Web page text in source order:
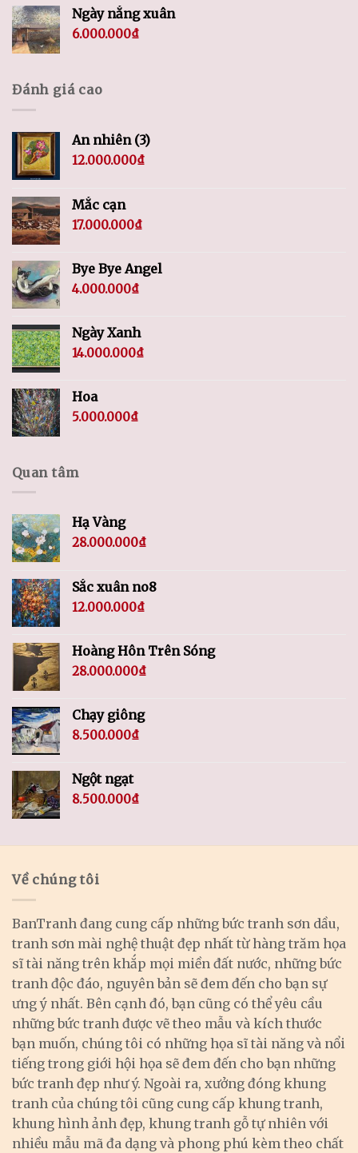
Ngày nắng xuân
6.000.000₫
Đánh giá cao
An nhiên (3)
12.000.000₫
Mắc cạn
17.000.000₫
Bye Bye Angel
4.000.000₫
Ngày Xanh
14.000.000₫
Hoa
5.000.000₫
Quan tâm
Hạ Vàng
28.000.000₫
Sắc xuân no8
12.000.000₫
Hoàng Hôn Trên Sóng
28.000.000₫
Chạy giông
8.500.000₫
Ngột ngạt
8.500.000₫
Về chúng tôi
BanTranh đang cung cấp những bức tranh sơn dầu,
tranh sơn mài nghệ thuật đẹp nhất từ hàng trăm họa
sĩ tài năng trên khắp mọi miền đất nước, những bức
tranh độc đáo, nguyên bản sẽ đem đến cho bạn sự
ưng ý nhất. Bên cạnh đó, bạn cũng có thể yêu cầu
những bức tranh được vẽ theo mẫu và kích thước
bạn muốn, chúng tôi có những họa sĩ tài năng và nổi
tiếng trong giới hội họa sẽ đem đến cho bạn những
bức tranh đẹp như ý. Ngoài ra, xưởng đóng khung
tranh của chúng tôi cũng cung cấp khung tranh,
khung hình ảnh đẹp, khung tranh gỗ tự nhiên với
nhiều mẫu mã đa dạng và phong phú kèm theo chất